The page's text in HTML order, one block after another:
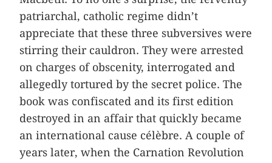
patriarchal, catholic regime didn’t
appreciate that these three subversives were
stirring their cauldron. They were arrested
on charges of obscenity, interrogated and
allegedly tortured by the secret police. The
book was confiscated and its first edition
destroyed in an affair that quickly became
an international cause célèbre. A couple of
years later, when the Carnation Revolution